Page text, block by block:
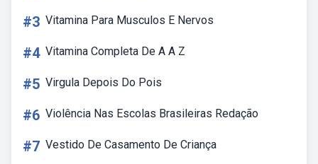
#3 Vitamina Para Musculos E Nervos
#4 Vitamina Completa De A A Z
#5 Virgula Depois Do Pois
#6 Violência Nas Escolas Brasileiras Redação
#7 Vestido De Casamento De Criança